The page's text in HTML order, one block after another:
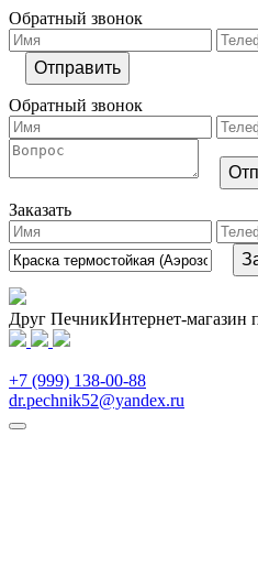
Обратный звонок
Обратный звонок
Заказать
Друг ПечникИнтернет-магазин
+7 (999) 138-00-88
dr.pechnik52@yandex.ru